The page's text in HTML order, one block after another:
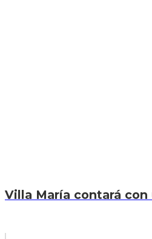
Villa María contará